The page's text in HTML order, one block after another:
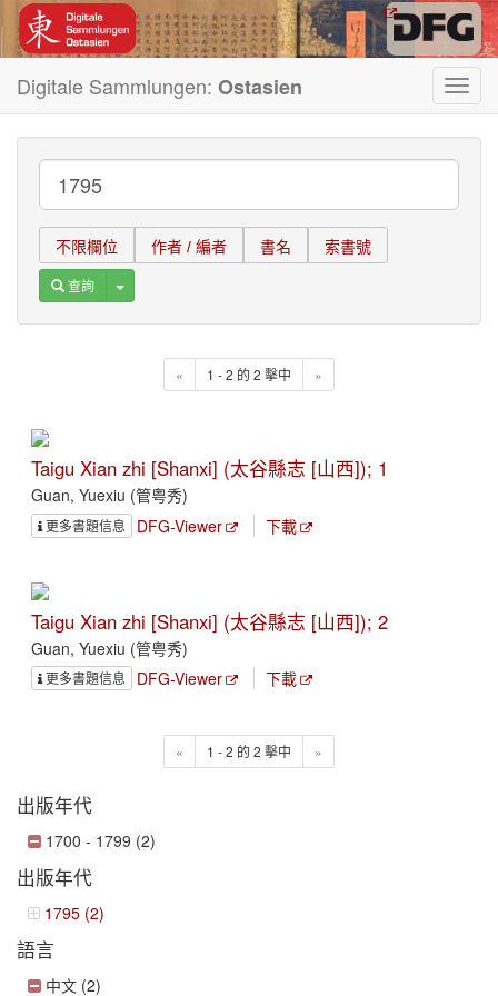
Digitale Sammlungen: Ostasien
不限欄位 作者 / 編者 書名 索書號
查詢 Toggle Dropdown
« 1 - 2 的 2 擊中 »
Taigu Xian zhi [Shanxi] (太谷縣志 [山西]); 1
Guan, Yuexiu (管粤秀)
更多書題信息 DFG-Viewer 下載
Taigu Xian zhi [Shanxi] (太谷縣志 [山西]); 2
Guan, Yuexiu (管粤秀)
更多書題信息 DFG-Viewer 下載
« 1 - 2 的 2 擊中 »
出版年代
1700 - 1799 (2)
出版年代
1795 (2)
語言
中文 (2)